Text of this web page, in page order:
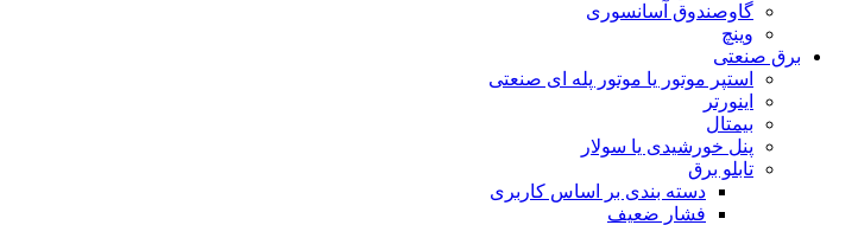
گاوصندوق آسانسوری
وینچ
برق صنعتی
استپر موتور یا موتور پله ای صنعتی
اینورتر
بیمتال
پنل خورشیدی یا سولار
تابلو برق
دسته بندی بر اساس کاربری
فشار ضعیف